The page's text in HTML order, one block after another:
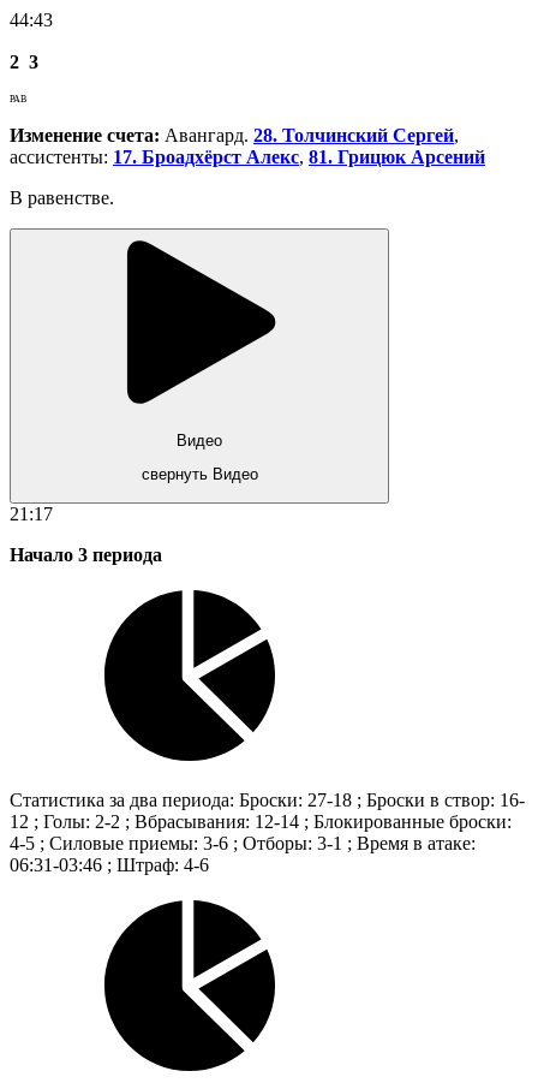
44:43
2 3
РАВ
Изменение счета: Авангард. 28. Толчинский Сергей,
ассистенты: 17. Броадхёрст Алекс, 81. Грицюк Арсений
В равенстве.
Видео
свернуть Видео
21:17
Начало 3 периода
Статистика за два периода: Броски: 27-18 ; Броски в створ: 16-
12 ; Голы: 2-2 ; Вбрасывания: 12-14 ; Блокированные броски:
4-5 ; Силовые приемы: 3-6 ; Отборы: 3-1 ; Время в атаке:
06:31-03:46 ; Штраф: 4-6